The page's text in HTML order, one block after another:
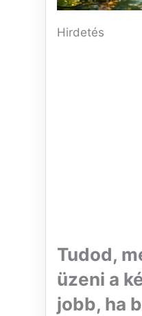
Hirdetés
Tudod,
üzeni a
jobb, ha